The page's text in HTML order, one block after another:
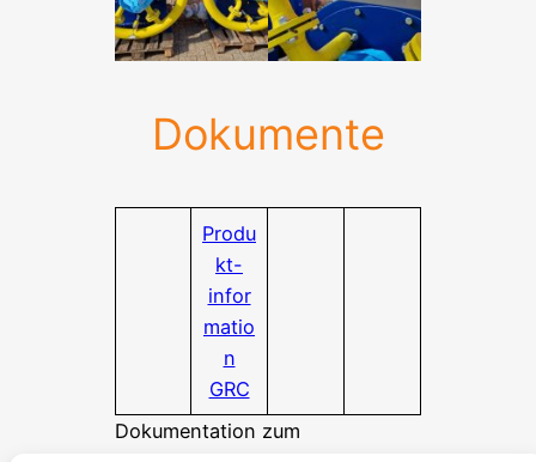
Dokumente
Produ
kt-
infor
matio
n
GRC
Dokumentation zum